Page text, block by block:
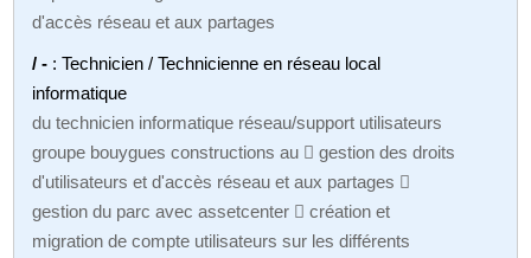
d'accès réseau et aux partages
/ - : Technicien / Technicienne en réseau local
informatique
du technicien informatique réseau/support utilisateurs
groupe bouygues constructions au  gestion des droits
d'utilisateurs et d'accès réseau et aux partages 
gestion du parc avec assetcenter  création et
migration de compte utilisateurs sur les différents